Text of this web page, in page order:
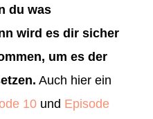
du was
wird es dir sicher
um es der
Auch hier ein
10und Episode